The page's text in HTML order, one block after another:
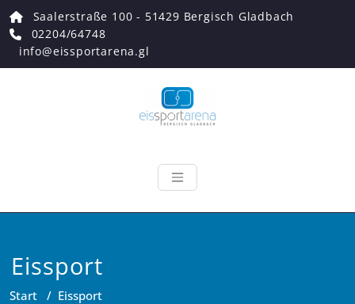
Zum
Inhalt
springen
Saalerstraße 100 - 51429 Bergisch Gladbach
02204/64748
info@eissportarena.gl
Eissport
Start / Eissport